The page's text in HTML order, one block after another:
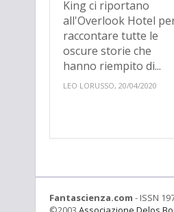
King ci riportano
all'Overlook Hotel
raccontare tutte le
oscure storie che
hanno riempito di...
LEO LORUSSO, 20/04/2020
Fantascienza.com - ISSN